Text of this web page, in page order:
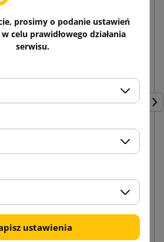
do koszyka
prosimy o podanie ustawień
celu prawidłowego działania
serwisu.
ustawienia